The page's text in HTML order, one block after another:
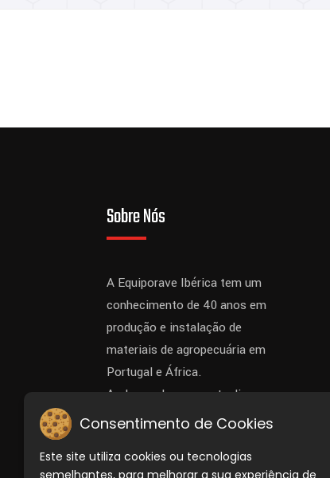
Sobre Nós
A Equiporave Ibérica tem um
conhecimento de 40 anos em
produção e instalação de
materiais de agropecuária em
Portugal e África.
Ao longo dos anos atualizou-se
sempre para acompanhar os
Consentimento de Cookies
Este site utiliza cookies ou tecnologias
semelhantes, para melhorar a sua experiência de